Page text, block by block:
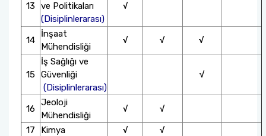
13
ve Politikaları
(Disiplinlerarası)
√
14
İnşaat
Mühendisliği
√ √ √
15
İş Sağlığı ve
Güvenliği
(Disiplinlerarası)
√
16
Jeoloji
Mühendisliği
√
√
17
Kimya √ √